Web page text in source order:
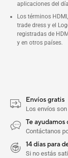
aplicaciones del
Los términos
trade dress y el
registradas de
y en otros países.
Envíos gratis
Los envíos
Te
Contáctanos
14 días para
Si no estás